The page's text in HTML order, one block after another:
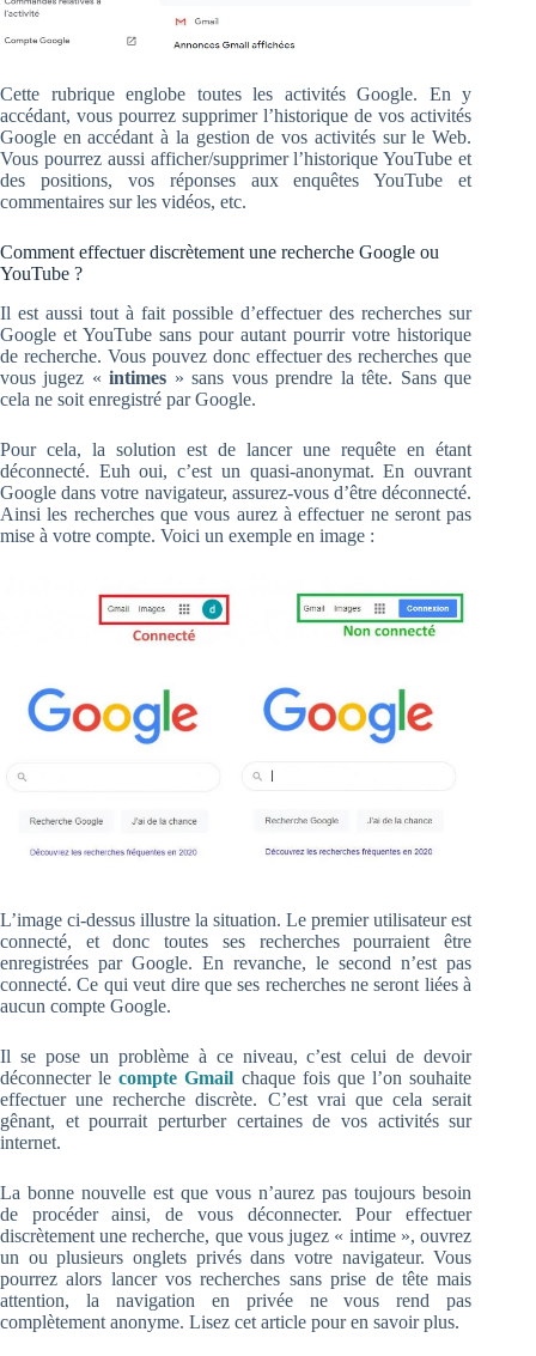
Cette rubrique englobe toutes les activités Google. En y
accédant, vous pourrez supprimer l’historique de vos activités
Google en accédant à la gestion de vos activités sur le Web.
Vous pourrez aussi afficher/supprimer l’historique YouTube et
des positions, vos réponses aux enquêtes YouTube et
commentaires sur les vidéos, etc.
Comment effectuer discrètement une recherche Google ou
YouTube ?
Il est aussi tout à fait possible d’effectuer des recherches sur
Google et YouTube sans pour autant pourrir votre historique
de recherche. Vous pouvez donc effectuer des recherches que
vous jugez «intimes » sans vous prendre la tête. Sans que
cela ne soit enregistré par Google.
Pour cela, la solution est de lancer une requête en étant
déconnecté. Euh oui, c’est un quasi-anonymat. En ouvrant
Google dans votre navigateur, assurez-vous d’être déconnecté.
Ainsi les recherches que vous aurez à effectuer ne seront pas
mise à votre compte. Voici un exemple en image :
L’image ci-dessus illustre la situation. Le premier utilisateur est
connecté, et donc toutes ses recherches pourraient être
enregistrées par Google. En revanche, le second n’est pas
connecté. Ce qui veut dire que ses recherches ne seront liées à
aucun compte Google.
Il se pose un problème à ce niveau, c’est celui de devoir
déconnecter lecompte Gmail chaque fois que l’on souhaite
effectuer une recherche discrète. C’est vrai que cela serait
gênant, et pourrait perturber certaines de vos activités sur
internet.
La bonne nouvelle est que vous n’aurez pas toujours besoin
de procéder ainsi, de vous déconnecter. Pour effectuer
discrètement une recherche, que vous jugez « intime », ouvrez
un ou plusieurs onglets privés dans votre navigateur. Vous
pourrez alors lancer vos recherches sans prise de tête mais
attention, la navigation en privée ne vous rend pas
complètement anonyme. Lisez cet article pour en savoir plus.